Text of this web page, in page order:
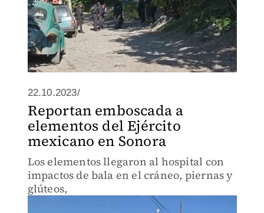
22.10.2023/
Reportan emboscada a
elementos del Ejército
mexicano en Sonora
Los elementos llegaron al hospital con
impactos de bala en el cráneo, piernas y
glúteos,